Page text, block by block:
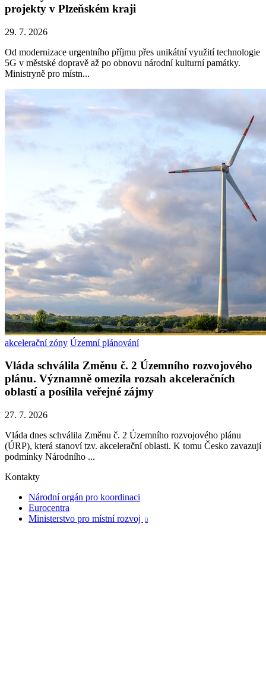
projekty v Plzeňském kraji
29. 7. 2026
Od modernizace urgentního příjmu přes unikátní využití technologie
5G v městské dopravě až po obnovu národní kulturní památky.
Ministryně pro místn...
akcelerační zóny Územní plánování
Vláda schválila Změnu č. 2 Územního rozvojového
plánu. Významně omezila rozsah akceleračních
oblastí a posílila veřejné zájmy
27. 7. 2026
Vláda dnes schválila Změnu č. 2 Územního rozvojového plánu
(ÚRP), která stanoví tzv. akcelerační oblasti. K tomu Česko zavazují
podmínky Národního ...
Kontakty
Národní orgán pro koordinaci
Eurocentra
Ministerstvo pro místní rozvoj
